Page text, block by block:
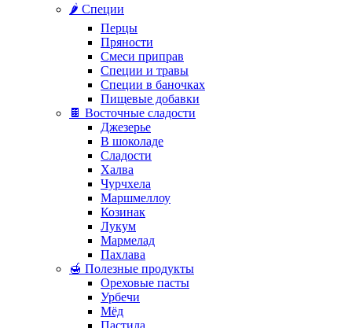
🌶️ Специи
Перцы
Пряности
Смеси приправ
Специи и травы
Специи в баночках
Пищевые добавки
🍫 Восточные сладости
Джезерье
В шоколаде
Сладости
Халва
Чурчхела
Маршмеллоу
Козинак
Лукум
Мармелад
Пахлава
🍯 Полезные продукты
Ореховые пасты
Урбечи
Мёд
Пастила